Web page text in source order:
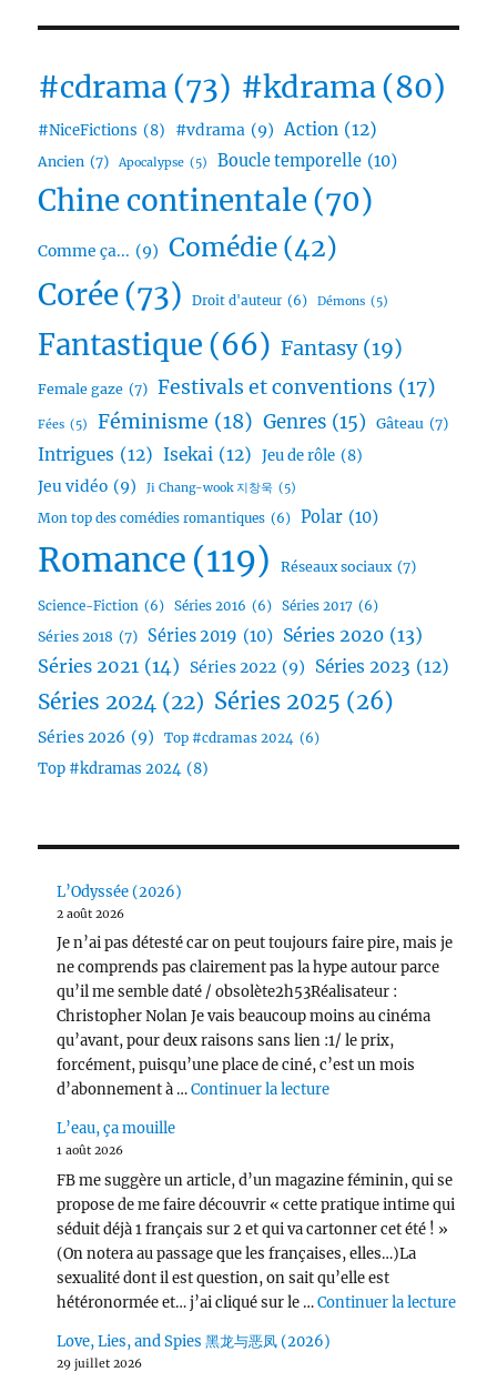
#cdrama (73) #kdrama(80)
#NiceFictions (8) #vdrama (9) Action (12)
Ancien (7) Apocalypse (5) Boucle temporelle (10)
Chine continentale (70)
Comme ça... (9) Comédie (42)
Corée(73) Droit d'auteur (6) Démons (5)
Fantastique (66) Fantasy (19)
Female gaze (7) Festivals et conventions (17)
Fées (5) Féminisme (18) Genres (15) Gâteau (7)
Intrigues (12) Isekai (12) Jeu de rôle (8)
Jeu vidéo (9) Ji Chang-wook 지창욱 (5)
Mon top des comédies romantiques (6) Polar (10)
Romance (119) Réseaux sociaux (7)
Science-Fiction (6) Séries 2016 (6) Séries 2017 (6)
Séries 2018 (7) Séries 2019 (10) Séries 2020 (13)
Séries 2021 (14) Séries 2022 (9) Séries 2023 (12)
Séries 2024 (22) Séries 2025 (26)
Séries 2026 (9) Top #cdramas 2024 (6)
Top #kdramas 2024 (8)
L’Odyssée (2026)
2 août 2026
Je n’ai pas détesté car on peut toujours faire pire, mais je
ne comprends pas clairement pas la hype autour parce
qu’il me semble daté / obsolète2h53Réalisateur :
Christopher Nolan Je vais beaucoup moins au cinéma
qu’avant, pour deux raisons sans lien :1/ le prix,
forcément, puisqu’une place de ciné, c’est un mois
d’abonnement à …Continuer la lecturede « L’Odyssée (2026)
L’eau, ça mouille
1 août 2026
FB me suggère un article, d’un magazine féminin, qui se
propose de me faire découvrir « cette pratique intime qui
séduit déjà 1 français sur 2 et qui va cartonner cet été ! »
(On notera au passage que les françaises, elles…)La
sexualité dont il est question, on sait qu’elle est
hétéronormée et… j’ai cliqué sur le …Continuer la lecturede «
Love, Lies, and Spies 黑龙与恶凤 (2026)
29 juillet 2026